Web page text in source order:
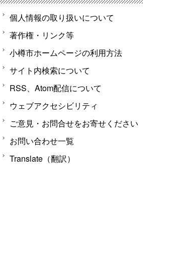
個人情報の取り扱いについて
著作権・リンク等
小樽市ホームページの利用方法
サイト内検索について
RSS、Atom配信について
ウェブアクセシビリティ
ご意見・お問合せをお寄せください
お問い合わせ一覧
Translate（翻訳）